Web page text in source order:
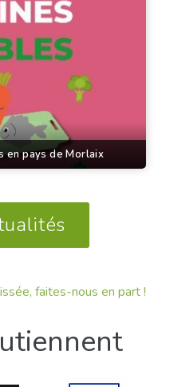
en pays de Morlaix
faites-nous en part !